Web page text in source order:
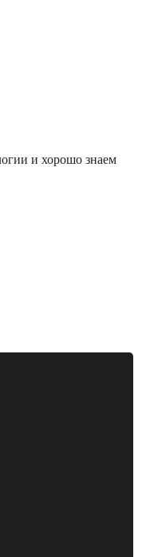
и хорошо знаем